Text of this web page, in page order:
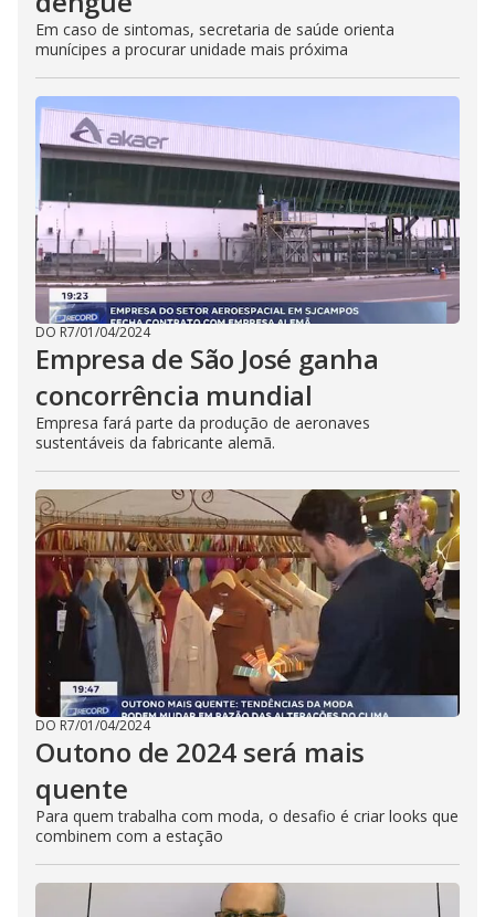
Em caso de sintomas, secretaria de saúde orienta
munícipes a procurar unidade mais próxima
DO R7/01/04/2024
Empresa de São José ganha
concorrência mundial
Empresa fará parte da produção de aeronaves
sustentáveis da fabricante alemã.
DO R7/01/04/2024
Outono de 2024 será mais
quente
Para quem trabalha com moda, o desafio é criar looks que
combinem com a estação